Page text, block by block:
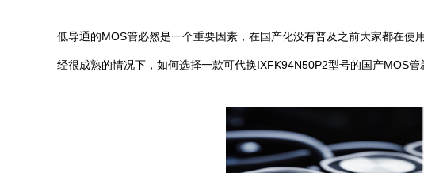
低导通的MOS管必然是一个重要因素，在国产化没有普及之前大家都在
经很成熟的情况下，如何选择一款可代换IXFK94N50P2型号的国产MOS管